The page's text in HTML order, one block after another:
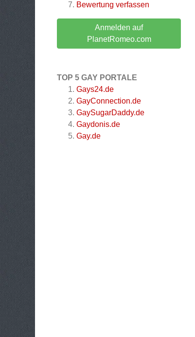
Bewertung verfassen
Anmelden auf
PlanetRomeo.com
TOP 5 GAY PORTALE
Gays24.de
GayConnection.de
GaySugarDaddy.de
Gaydonis.de
Gay.de